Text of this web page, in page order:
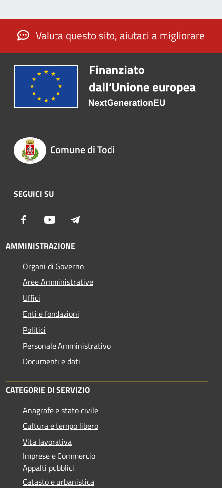
Valuta questo sito, aiutaci a migliorare
Comune di Todi
SEGUICI SU
Facebook Youtube
AMMINISTRAZIONE
Organi di Governo
Aree Amministrative
Uffici
Enti e fondazioni
Politici
Personale Amministrativo
Documenti e dati
CATEGORIE DI SERVIZIO
Anagrafe e stato civile
Cultura e tempo libero
Vita lavorativa
Imprese e Commercio
Appalti pubblici
Catasto e urbanistica